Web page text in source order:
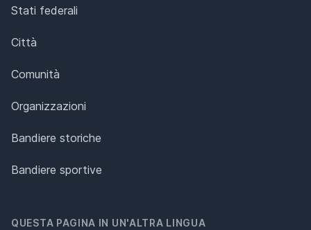
Stati federali
Città
Comunità
Organizzazioni
Bandiere storiche
Bandiere sportive
QUESTA PAGINA IN UN'ALTRA LINGUA